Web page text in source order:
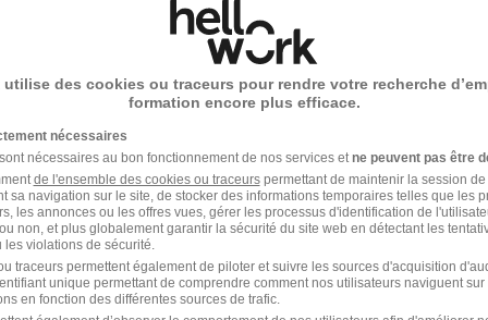
d'Équipe Paysagiste + Permis BE H/F
jours
d'Équipe Paysagiste - Secteur Création
utilise des cookies ou traceurs pour rendre votre recherche
formation encore plus efficace.
nécessaires
nécessaires au bon fonctionnement de nos services et ne peuvent pas être
de l'ensemble des cookies ou traceurspermettant de maintenir la session
sa navigation sur le site, de stocker des informations temporaires telles que les
les annonces ou les offres vues, gérer les processus d'identification de
non, et plus globalement garantir la sécurité du site web en détectant les
violations de sécurité.
traceurs permettent également de piloter et suivre les sources d'acquisition
unique permettant de comprendre comment nos utilisateurs naviguent sur
en fonction des différentes sources de trafic.